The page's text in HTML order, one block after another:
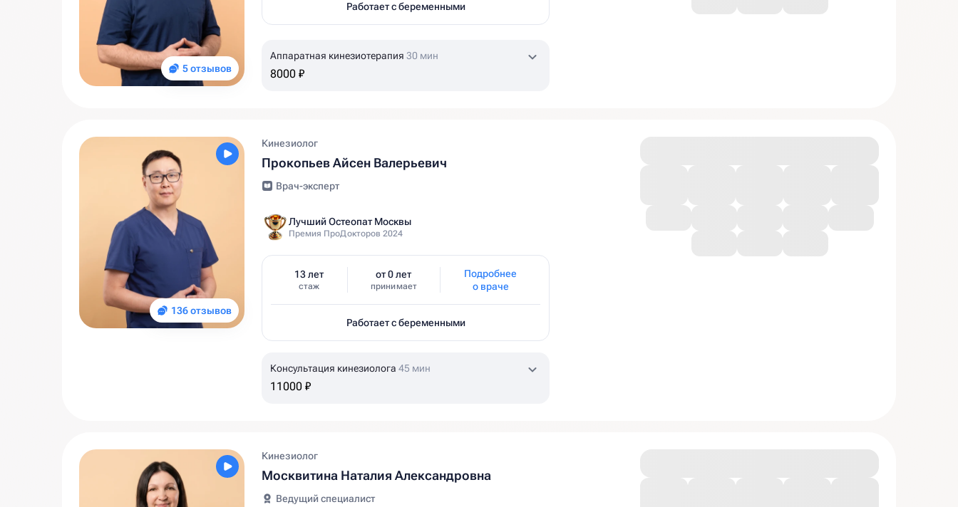
5 отзывов
Работает с беременными
Аппаратная кинезиотерапия 30 мин
8000 ₽
136 отзывов
Кинезиолог
Прокопьев Айсен Валерьевич
Врач-эксперт
Лучший Остеопат Москвы
Премия ПроДокторов 2024
13 лет
стаж
от 0 лет
принимает
Подробнее
о враче
Работает с беременными
Консультация кинезиолога 45 мин
11000 ₽
Кинезиолог
Москвитина Наталия Александровна
Ведущий специалист